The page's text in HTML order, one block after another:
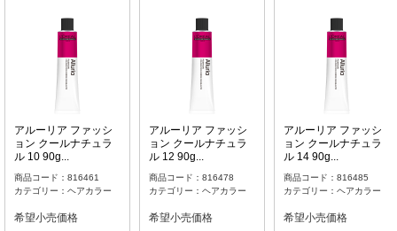
アルーリア ファッシ
ョン クールナチュラ
ル 10 90g...
商品コード：816461
カテゴリー：ヘアカラー
希望小売価格
アルーリア ファッシ
ョン クールナチュラ
ル 12 90g...
商品コード：816478
カテゴリー：ヘアカラー
希望小売価格
アルーリア ファッシ
ョン クールナチュラ
ル 14 90g...
商品コード：816485
カテゴリー：ヘアカラー
希望小売価格